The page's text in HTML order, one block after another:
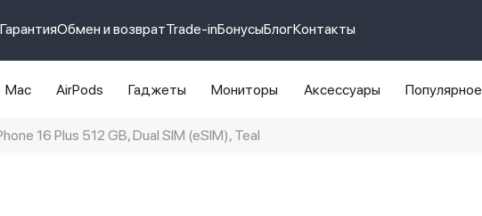
ГарантияОбмен и возвратTrade-inБонусыБлогКонтакты
Mac AirPods Гаджеты Мониторы Аксессуары Популярное
16 Plus 512 GB, Dual SIM (eSIM), Teal